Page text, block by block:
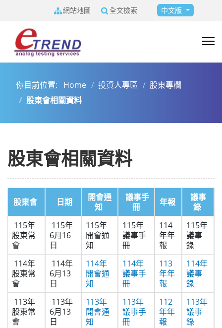
網站地圖 全文檢索 選擇你的語言
中文版
你目前位置: Home 投資人專區
股東專欄
股東會相關資料
股東會相關資料
股東會 日期
開會通
知
議事手
冊
年報
議事
錄
115年
股東常
會
115年
6月16
日
115年
開會通
知
115年
議事手
冊
114
年年
報
115年
議事
錄
114年
股東常
會
114年
6月13
日
114年
開會通
知
114年
議事手
冊
113
年年
報
114年
議事
錄
113年
股東常
會
113年
6月13
日
113年
開會通
知
113年
議事手
冊
112
年年
報
113年
議事
錄